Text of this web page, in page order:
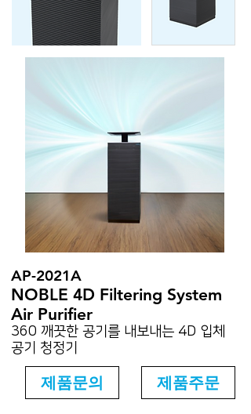
AP-2021A
NOBLE 4D Filtering System
Air Purifier
360 깨끗한 공기를 내보내는 4D 입체
공기 청정기
제품문의 제품주문